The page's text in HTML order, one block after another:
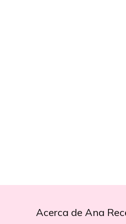
Acerca de Ana